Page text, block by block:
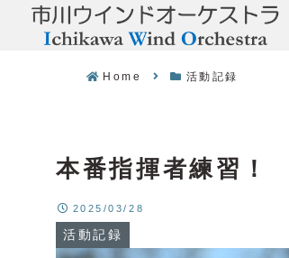
Home 活動記録
本番指揮者練習！
活動記録
2025/03/28